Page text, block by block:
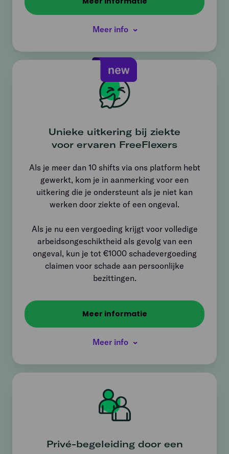
Meer info
Unieke uitkering bij ziekte
voor ervaren FreeFlexers
Als je meer dan 10 shifts via ons platform hebt
gewerkt, kom je in aanmerking voor een
uitkering die je ondersteunt als je niet kan
werken door ziekte of een ongeval.
Als je nu een vergoeding krijgt voor volledige
arbeidsongeschiktheid als gevolg van een
ongeval, kun je tot €1000 schadevergoeding
claimen voor schade aan persoonlijke
bezittingen.
Meer informatie
Meer info
Privé-begeleiding door een